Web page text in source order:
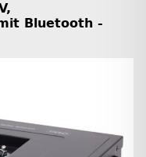
Bluetooth -